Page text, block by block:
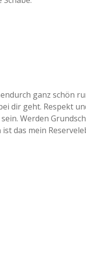
ganz schön
dir geht. Respekt
Werden
das mein